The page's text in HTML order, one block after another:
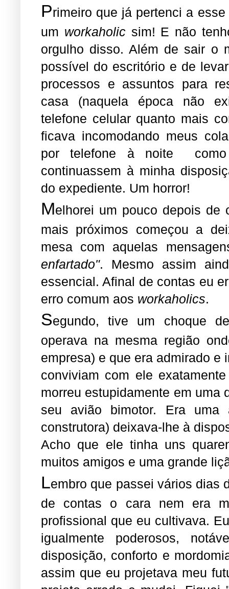
Primeiro que já pertenci a
um workaholicsim! E não
orgulho disso. Além de sair o
possível do escritório e de
processos e assuntos para
casa (naquela época não
telefone celular quanto mais
ficava incomodando meus
por telefone à noite
continuassem à minha
do expediente. Um horror!
Melhorei um pouco depois de
mais próximos começou a
mesa com aquelas
enfartado". Mesmo assim
essencial. Afinal de contas eu
erro comum aos workaholics.
Segundo, tive um choque
operava na mesma região
empresa) e que era admirado e
conviviam com ele
morreu estupidamente em uma
seu avião bimotor. Era uma
construtora) deixava-lhe à
Acho que ele tinha uns
muitos amigos e uma grande
Lembro que passei vários dias
de contas o cara nem era
profissional que eu cultivava.
igualmente poderosos,
disposição, conforto e
assim que eu projetava meu